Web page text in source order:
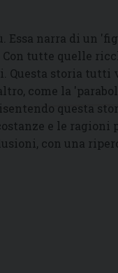
Essa narra di un
tutte quelle
Questa storia tutti
come la
questa
e le ragioni
con una